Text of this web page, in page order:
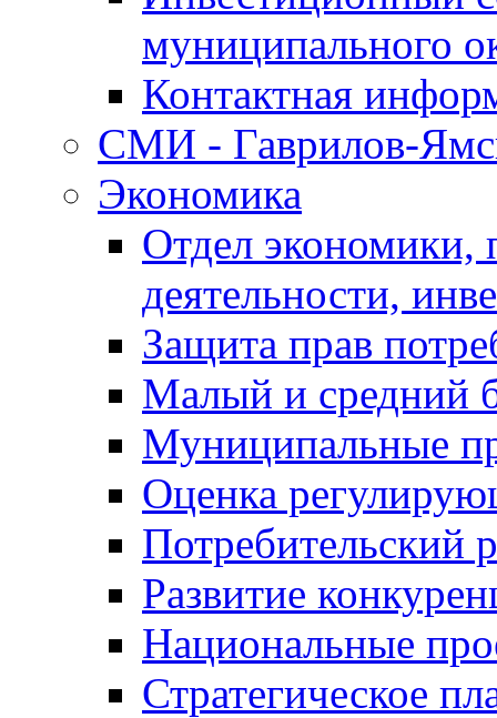
муниципального
Контактная
СМИ - Гаврилов-
Экономика
Отдел экономики,
деятельности,
Защита прав
Малый и средний
Муниципальные
Оценка
Потребительский
Развитие
Национальные
Стратегическое